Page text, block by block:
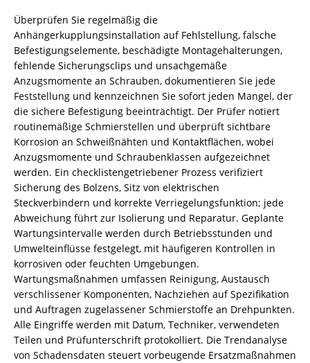
Überprüfen Sie regelmäßig die
Anhängerkupplungsinstallation auf Fehlstellung, falsche
Befestigungselemente, beschädigte Montagehalterungen,
fehlende Sicherungsclips und unsachgemäße
Anzugsmomente an Schrauben, dokumentieren Sie jede
Feststellung und kennzeichnen Sie sofort jeden Mangel, der
die sichere Befestigung beeinträchtigt. Der Prüfer notiert
routinemäßige Schmierstellen und überprüft sichtbare
Korrosion an Schweißnähten und Kontaktflächen, wobei
Anzugsmomente und Schraubenklassen aufgezeichnet
werden. Ein checklistengetriebener Prozess verifiziert
Sicherung des Bolzens, Sitz von elektrischen
Steckverbindern und korrekte Verriegelungsfunktion; jede
Abweichung führt zur Isolierung und Reparatur. Geplante
Wartungsintervalle werden durch Betriebsstunden und
Umwelteinflüsse festgelegt, mit häufigeren Kontrollen in
korrosiven oder feuchten Umgebungen.
Wartungsmaßnahmen umfassen Reinigung, Austausch
verschlissener Komponenten, Nachziehen auf Spezifikation
und Auftragen zugelassener Schmierstoffe an Drehpunkten.
Alle Eingriffe werden mit Datum, Techniker, verwendeten
Teilen und Prüfunterschrift protokolliert. Die Trendanalyse
von Schadensdaten steuert vorbeugende Ersatzmaßnahmen